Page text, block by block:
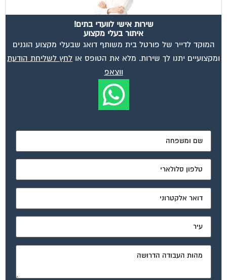
שירות אישי לוועדי בתים!
איתור בעלי מקצוע
המוקד לדייר של פורטל בית משותף דואג שבעלי מקצוע הוגנים
ומקצועיים יתנו לך שירות. מלא את הטופס או לחץ לשליחת הודעת
ווצאפ